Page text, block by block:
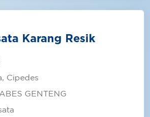
Karang Resik
Cipedes
GENTENG